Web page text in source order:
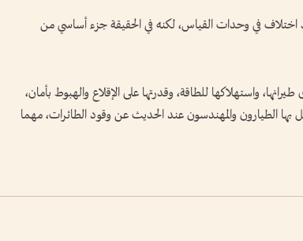
اختلاف في وحدات القياس، لكنه في الحقيقة جزء أساسي من
واستهلاكها للطاقة، وقدرتها على الإقلاع والهبوط بأمان،
بها الطيارون والمهندسون عند الحديث عن وقود الطائرات، مهما